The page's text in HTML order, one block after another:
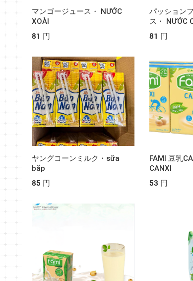
マンゴージュース・ NƯỚC
XOÀI
81 円
パッション
ス・ NƯỚC
81 円
ヤングコーンミルク・sữa
bắp
85 円
FAMI 豆乳
CANXI
53 円